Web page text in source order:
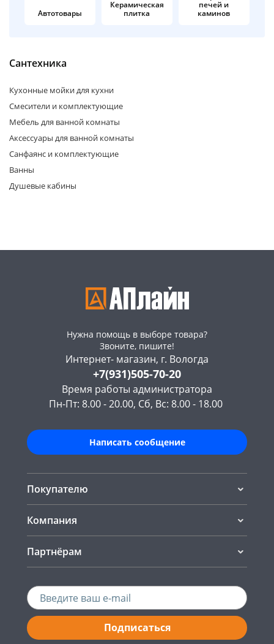
Автотовары
Керамическая
плитка
печей и
каминов
Сантехника
Кухонные мойки для кухни
Смесители и комплектующие
Мебель для ванной комнаты
Аксессуары для ванной комнаты
Санфаянс и комплектующие
Ванны
Душевые кабины
Нужна помощь в выборе товара?
Звоните, пишите!
Интернет- магазин, г. Вологда
+7(931)505-70-20
Время работы администратора
Пн-Пт: 8.00 - 20.00, Сб, Вс: 8.00 - 18.00
Написать сообщение
Покупателю
Компания
Партнёрам
Подписаться